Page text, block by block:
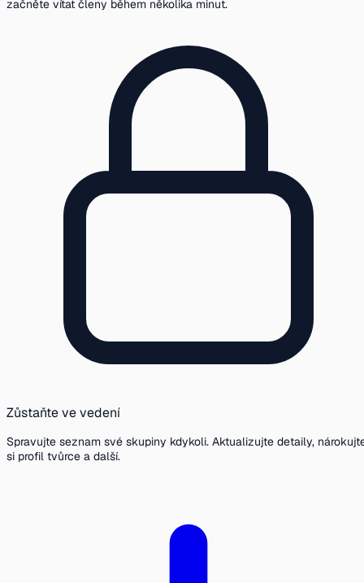
začněte vítat členy během několika minut.
Zůstaňte ve vedení
Spravujte seznam své skupiny kdykoli. Aktualizujte detaily,
si profil tvůrce a další.